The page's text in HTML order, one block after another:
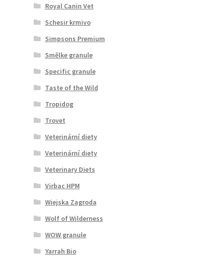
Royal Canin Vet
Schesir krmivo
Simpsons Premium
Smělke granule
Specific granule
Taste of the Wild
Tropidog
Trovet
Veterinární diety
Veterinární diety
Veterinary Diets
Virbac HPM
Wiejska Zagroda
Wolf of Wilderness
WOW granule
Yarrah Bio